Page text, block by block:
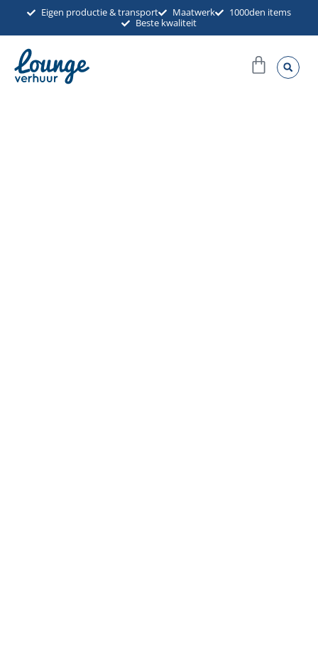
inhoud
Eigen productie & transport Maatwerk
1000den items
Beste kwaliteit